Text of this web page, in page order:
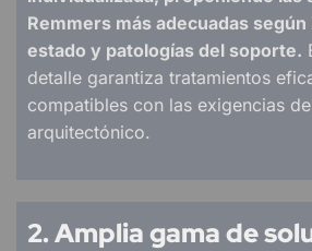
Remmers más adecuadas
estado y patologías del soporte.
detalle garantiza tratamientos
compatibles con las exigencias
arquitectónico.
2. Amplia gama de